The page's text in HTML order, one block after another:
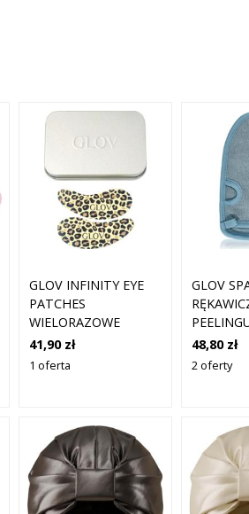
GLOV INFINITY EYE
PATCHES
WIELORAZOWE
PŁATKI POD OCZY 1
PARA
41,90 zł
1 oferta
GLOV
SZT.
48,80 zł
2 oferty